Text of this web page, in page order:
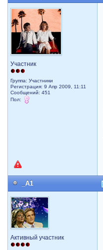
Участник
Группа: Участники
Регистрация: 9 Апр 2009, 11:11
Сообщений: 451
Пол:
_A1
Активный участник